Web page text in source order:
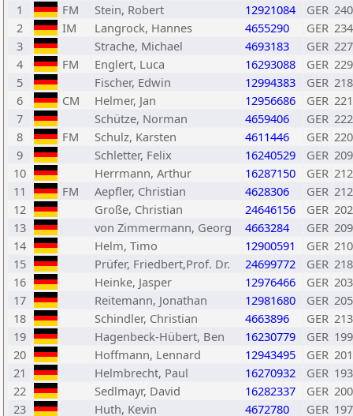
1
FM Stein, Robert 12921084 GER
2
IM Langrock, Hannes 4655290 GER
3
Strache, Michael 4693183 GER
4
FM Englert, Luca 16293088 GER
5
Fischer, Edwin 12994383 GER
6
CM Helmer, Jan 12956686 GER
7
Schütze, Norman 4659406 GER
8
FM Schulz, Karsten 4611446 GER
9
Schletter, Felix 16240529 GER
10
Herrmann, Arthur 16287150 GER
11
FM Aepfler, Christian 4628306 GER
12
Große, Christian 24646156 GER
13
von Zimmermann, Georg 4663284 GER
14
Helm, Timo 12900591 GER
15
Prüfer, Friedbert,Prof. Dr. 24699772 GER
16
Heinke, Jasper 12976466 GER
17
Reitemann, Jonathan 12981680 GER
18
Schindler, Christian 4663896 GER
19
Hagenbeck-Hübert, Ben 16230779 GER
20
Hoffmann, Lennard 12943495 GER
21
Helmbrecht, Paul 16270932 GER
22
Sedlmayr, David 16282337 GER
23
Huth, Kevin 4672780 GER